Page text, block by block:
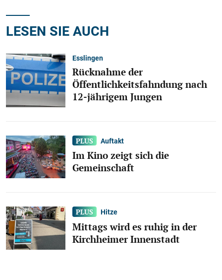
LESEN SIE AUCH
Esslingen
Rücknahme der
Öffentlichkeitsfahndung nach
12-jährigem Jungen
Auftakt
Im Kino zeigt sich die
Gemeinschaft
Hitze
Mittags wird es ruhig in der
Kirchheimer Innenstadt